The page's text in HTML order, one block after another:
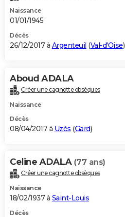
Naissance
01/01/1945
Décès
26/12/2017 à Argenteuil (Val-d'Oise)
Aboud ADALA
Créer une cagnotte obsèques
Naissance
Décès
08/04/2017 à Uzès (Gard)
Celine ADALA (77 ans)
Créer une cagnotte obsèques
Naissance
18/02/1937 à Saint-Louis
Décès